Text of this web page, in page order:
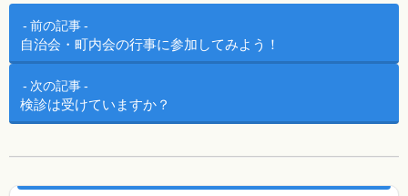
投稿ナビゲーション
前の記事
自治会・町内会の行事に参加してみよう！
次の記事
検診は受けていますか？